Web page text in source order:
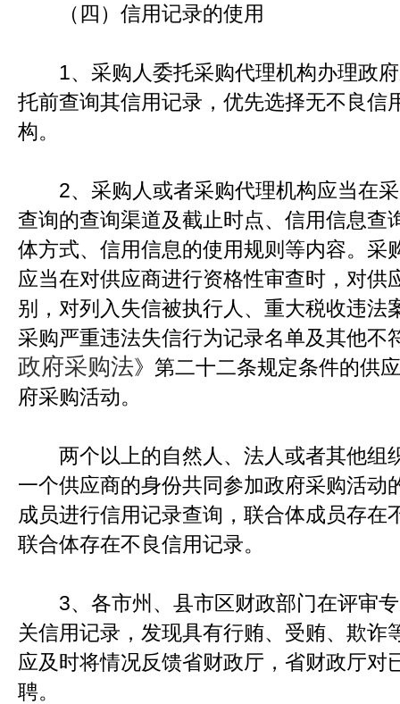
（四）信用记录的使用
1、采购人委托采购代理机构办理政府
托前查询其信用记录，优先选择无不良信
构。
2、采购人或者采购代理机构应当在采
查询的查询渠道及截止时点、信用信息查
体方式、信用信息的使用规则等内容。采
应当在对供应商进行资格性审查时，对供
别，对列入失信被执行人、重大税收违法
采购严重违法失信行为记录名单及其他不
政府采购法》第二十二条规定条件的供
府采购活动。
两个以上的自然人、法人或者其他组
一个供应商的身份共同参加政府采购活动
成员进行信用记录查询，联合体成员存在
联合体存在不良信用记录。
3、各市州、县市区财政部门在评审
关信用记录，发现具有行贿、受贿、欺诈
应及时将情况反馈省财政厅，省财政厅对
聘。